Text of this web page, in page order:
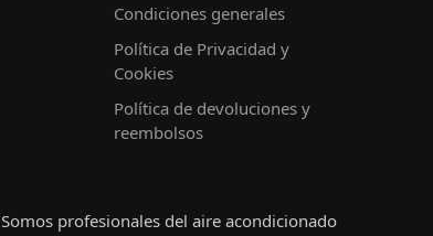
Condiciones generales
Política de Privacidad y
Cookies
Política de devoluciones y
reembolsos
Somos profesionales del aire acondicionado